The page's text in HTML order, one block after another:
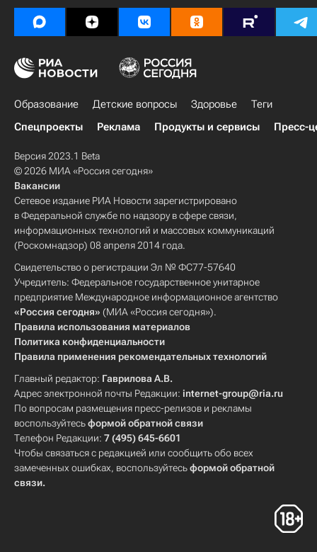
Краснодарский край
Фотография
Образование Детские вопросы Здоровье
Теги
Спецпроекты
Реклама Продукты и сервисы Пресс-
Версия 2023.1 Beta
© 2026 МИА «Россия сегодня»
Вакансии
Сетевое издание РИА Новости зарегистрировано
в Федеральной службе по надзору в сфере связи,
информационных технологий и массовых коммуникаций
(Роскомнадзор) 08 апреля 2014 года.
Свидетельство о регистрации Эл № ФС77-57640
Учредитель: Федеральное государственное унитарное
предприятие Международное информационное агентство
«Россия сегодня» (МИА «Россия сегодня»).
Правила использования материалов
Политика конфиденциальности
Правила применения рекомендательных технологий
Главный редактор: Гаврилова А.В.
Адрес электронной почты Редакции: internet-group@ria.ru
По вопросам размещения пресс-релизов и рекламы
воспользуйтесьформой обратной связи
Телефон Редакции: 7 (495) 645-6601
Чтобы связаться с редакцией или сообщить обо всех
замеченных ошибках, воспользуйтесьформой обратной
связи.